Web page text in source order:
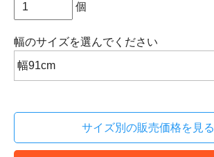
個
幅のサイズを選んでください
サイズ別の販売価格を見る